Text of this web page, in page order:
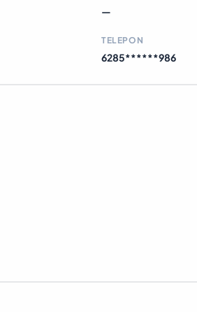
—
TELEPON
6285******986